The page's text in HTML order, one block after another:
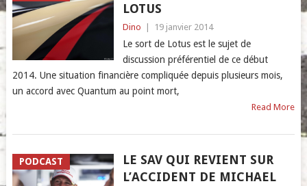
LOTUS
Dino 19 janvier 2014
Le sort de Lotus est le sujet de
discussion préférentiel de ce début
2014. Une situation financière compliquée depuis plusieurs mois,
un accord avec Quantum au point mort,
Read More
PODCAST
LE SAV QUI REVIENT SUR
L’ACCIDENT DE MICHAEL